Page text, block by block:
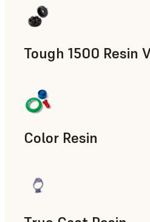
Tough 1500 Resin
Color Resin